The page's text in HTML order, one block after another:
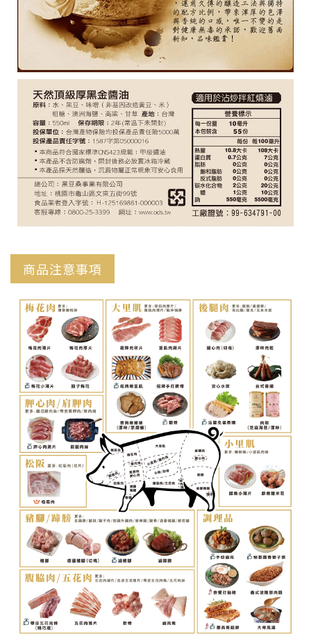
商品注意事項